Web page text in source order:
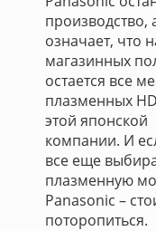
производство,
означает, что
магазинных
остается все
плазменных
этой японской
компании. И
все еще
плазменную
Panasonic –
поторопиться.